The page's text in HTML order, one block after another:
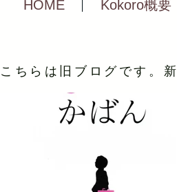
HOME Kokoro概要
こちらは旧ブログです。